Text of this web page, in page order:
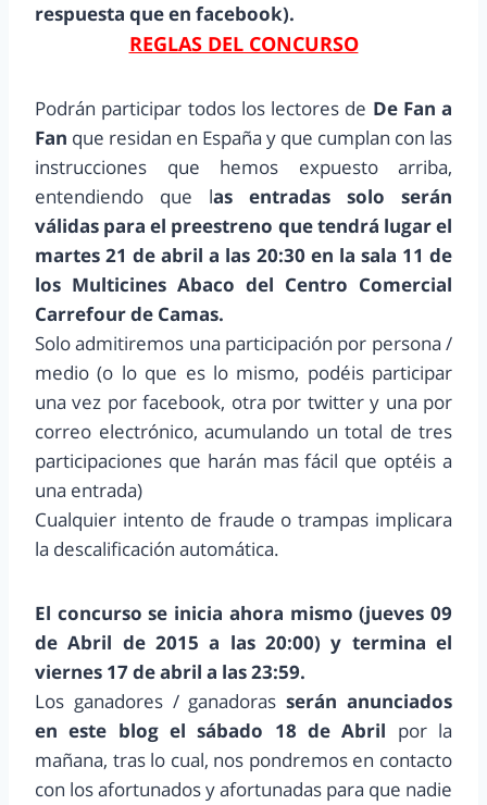
respuesta que en facebook).
REGLAS DEL CONCURSO
Podrán participar todos los lectores de De Fan a
Fan que residan en España y que cumplan con las
instrucciones que hemos expuesto arriba,
entendiendo que las entradas solo serán
válidas para el preestreno que tendrá lugar el
martes 21 de abril a las 20:30 en la sala 11 de
los Multicines Abaco del Centro Comercial
Carrefour de Camas.
Solo admitiremos una participación por persona /
medio (o lo que es lo mismo, podéis participar
una vez por facebook, otra por twitter y una por
correo electrónico, acumulando un total de tres
participaciones que harán mas fácil que optéis a
una entrada)
Cualquier intento de fraude o trampas implicara
la descalificación automática.
El concurso se inicia ahora mismo (jueves 09
de Abril de 2015 a las 20:00) y termina el
viernes 17 de abril a las 23:59.
Los ganadores / ganadorasserán anunciados
en este blog el sábado 18 de Abril por la
mañana, tras lo cual, nos pondremos en contacto
con los afortunados y afortunadas para que nadie